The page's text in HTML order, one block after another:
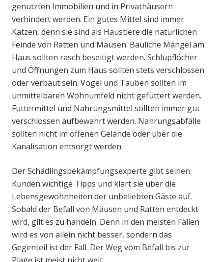
genutzten Immobilien und in Privathäusern
verhindert werden. Ein gutes Mittel sind immer
Katzen, denn sie sind als Haustiere die natürlichen
Feinde von Ratten und Mäusen. Bauliche Mängel am
Haus sollten rasch beseitigt werden. Schlupflöcher
und Öffnungen zum Haus sollten stets verschlossen
oder verbaut sein. Vögel und Tauben sollten im
unmittelbaren Wohnumfeld nicht gefüttert werden.
Futtermittel und Nahrungsmittel sollten immer gut
verschlossen aufbewahrt werden. Nahrungsabfälle
sollten nicht im offenen Gelände oder über die
Kanalisation entsorgt werden.
Der Schädlingsbekämpfungsexperte gibt seinen
Kunden wichtige Tipps und klärt sie über die
Lebensgewohnheiten der unbeliebten Gäste auf.
Sobald der Befall von Mäusen und Ratten entdeckt
wird, gilt es zu handeln. Denn in den meisten Fällen
wird es von allein nicht besser, sondern das
Gegenteil ist der Fall. Der Weg vom Befall bis zur